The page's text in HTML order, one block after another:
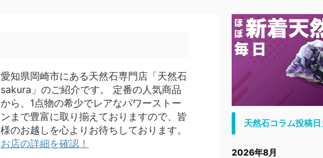
愛知県岡崎市にある天然石専門店「天然石
sakura」のご紹介です。 定番の人気商品
から、1点物の希少でレアなパワーストー
ンまで豊富に取り揃えておりますので、皆
様のお越しを心よりお待ちしております。
お店の詳細を確認！
天然石コラム投稿
2026年8月